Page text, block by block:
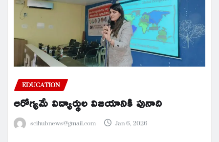
EDUCATION
ఆరోగ్యమే విద్యార్థుల విజయానికి పునాది
scihubnews@gmail.com Jan 6, 2026